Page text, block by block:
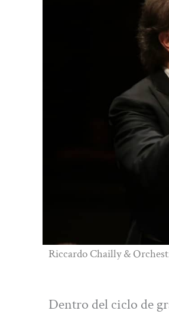
Riccardo Chailly &
Dentro del ciclo de